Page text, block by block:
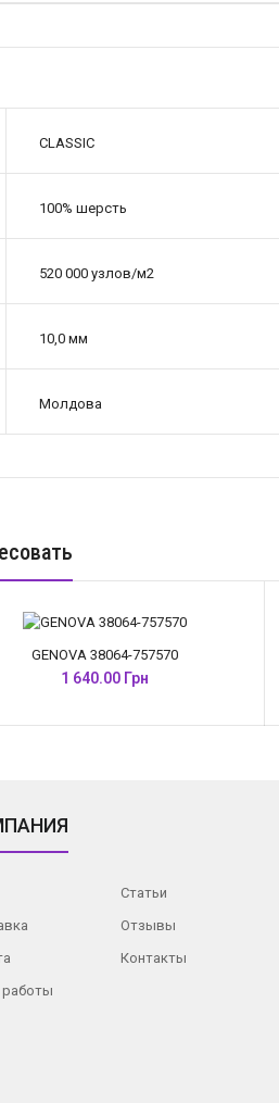
CLASSIC
100% шерсть
520 000 узлов/м2
10,0 мм
Молдова
GENOVA 38064-757570
1 640.00 Грн
Статьи
Отзывы
Контакты